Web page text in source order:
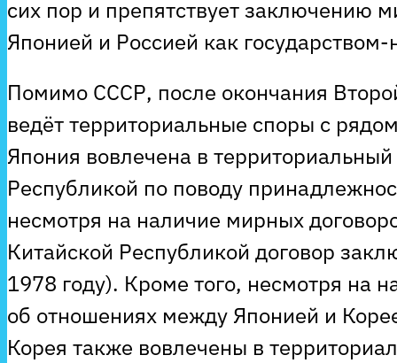
сих пор и препятствует заключению
Японией и Россией как
Помимо СССР, после окончания
ведёт территориальные споры с
Япония вовлечена в
Республикой по поводу
несмотря на наличие мирных
Китайской Республикой договор
1978 году). Кроме того, несмотря на
об отношениях между Японией и
Корея также вовлечены в